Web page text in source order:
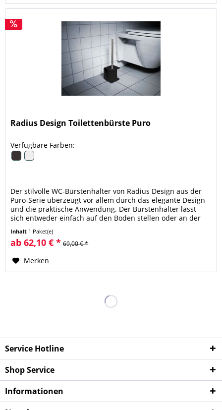
Radius Design Toilettenbürste Puro
Verfügbare Farben:
Der stilvolle WC-Bürstenhalter von Radius Design aus der
Puro-Serie überzeugt vor allem durch das elegante Design
und die praktische Anwendung. Der Bürstenhalter lässt
sich entweder einfach auf den Boden stellen oder an der
Inhalt 1 Paket(e)
ab 62,10 € * 69,00 € *
Merken
Service Hotline
Shop Service
Informationen